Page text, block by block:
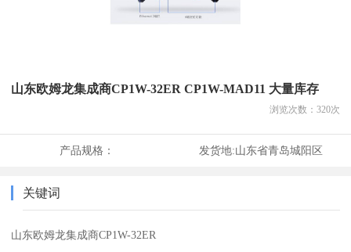
山东欧姆龙集成商CP1W-32ER CP1W-MAD11 大量库存
浏览次数： 320次
产品规格： 发货地:山东省青岛城阳区
关键词
山东欧姆龙集成商CP1W-32ER